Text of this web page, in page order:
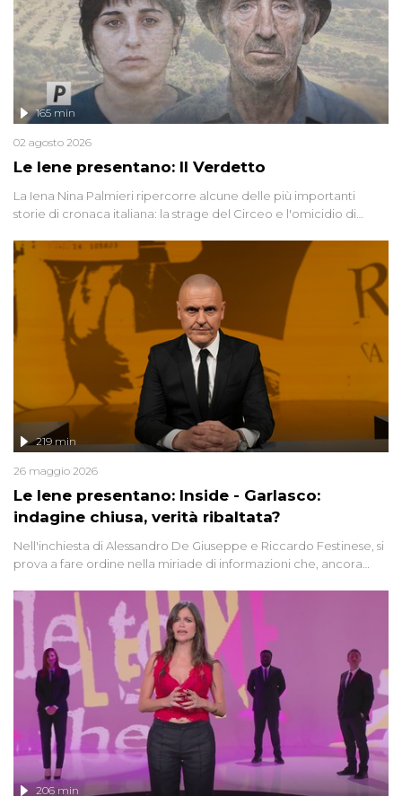
Le Iene presentano: Il Verdetto
165 min
02 agosto 2026
La Iena Nina Palmieri ripercorre alcune delle più importanti
storie di cronaca italiana: la strage del Circeo e l'omicidio di
Le Iene presentano: Inside - Garlasco:
indagine chiusa, verità ribaltata?
219 min
26 maggio 2026
Nell'inchiesta di Alessandro De Giuseppe e Riccardo Festinese, si
prova a fare ordine nella miriade di informazioni che, ancora
giudiziarie più discusse degli ultimi anni. Lo speciale ricostruisce la
vicenda mettendo in fila testimonianze, errori, dettagli
controversi e i protagonisti di un'indagine che sembra non avere
fine.
206 min